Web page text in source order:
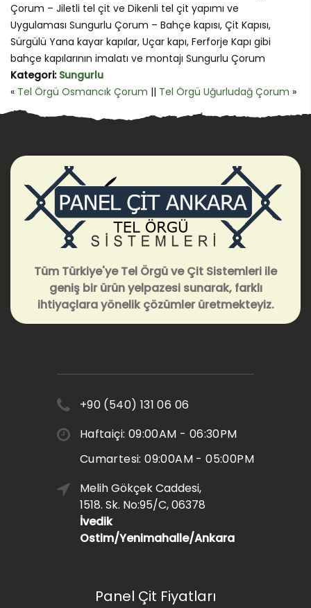
Çorum – Jiletli tel çit ve Dikenli tel çit yapımı ve
Uygulaması Sungurlu Çorum – Bahçe kapısı, Çit Kapısı,
Sürgülü Yana kayar kapılar, Uçar kapı, Ferforje Kapı gibi
bahçe kapılarının imalatı ve montajı Sungurlu Çorum
Kategori: Sungurlu
« Tel Örgü Osmancık Çorum || Tel Örgü Uğurludağ Çorum »
Tüm Türkiye'ye Tel Örgü ve Çit Sistemleri ile
geniş bir ürün yelpazesi sunarak, farklı
ihtiyaçlara yönelik çözümler üretmekteyiz.
+90 (540) 131 06 06
Haftaiçi: 09:00AM - 06:30PM
Cumartesi: 09:00AM - 05:00PM
Melih Gökçek Caddesi,
1518. Sk. No:95/C, 06378
İvedik
Ostim/Yenimahalle/Ankara
Panel Çit Fiyatları